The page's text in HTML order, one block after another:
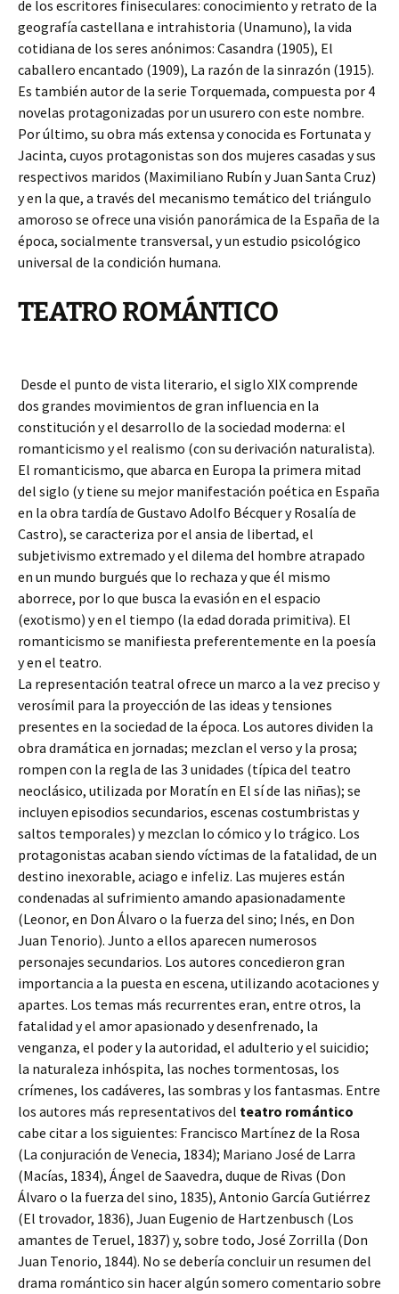
de los escritores finiseculares: conocimiento y retrato de la
geografía castellana e intrahistoria (Unamuno), la vida
cotidiana de los seres anónimos: Casandra (1905), El
caballero encantado (1909), La razón de la sinrazón (1915).
Es también autor de la serie Torquemada, compuesta por 4
novelas protagonizadas por un usurero con este nombre.
Por último, su obra más extensa y conocida es Fortunata y
Jacinta, cuyos protagonistas son dos mujeres casadas y sus
respectivos maridos (Maximiliano Rubín y Juan Santa Cruz)
y en la que, a través del mecanismo temático del triángulo
amoroso se ofrece una visión panorámica de la España de la
época, socialmente transversal, y un estudio psicológico
universal de la condición humana.
TEATRO ROMÁNTICO
Desde el punto de vista literario, el siglo XIX comprende
dos grandes movimientos de gran influencia en la
constitución y el desarrollo de la sociedad moderna: el
romanticismo y el realismo (con su derivación naturalista).
El romanticismo, que abarca en Europa la primera mitad
del siglo (y tiene su mejor manifestación poética en España
en la obra tardía de Gustavo Adolfo Bécquer y Rosalía de
Castro), se caracteriza por el ansia de libertad, el
subjetivismo extremado y el dilema del hombre atrapado
en un mundo burgués que lo rechaza y que él mismo
aborrece, por lo que busca la evasión en el espacio
(exotismo) y en el tiempo (la edad dorada primitiva). El
romanticismo se manifiesta preferentemente en la poesía
y en el teatro.
La representación teatral ofrece un marco a la vez preciso y
verosímil para la proyección de las ideas y tensiones
presentes en la sociedad de la época. Los autores dividen la
obra dramática en jornadas; mezclan el verso y la prosa;
rompen con la regla de las 3 unidades (típica del teatro
neoclásico, utilizada por Moratín en El sí de las niñas); se
incluyen episodios secundarios, escenas costumbristas y
saltos temporales) y mezclan lo cómico y lo trágico. Los
protagonistas acaban siendo víctimas de la fatalidad, de un
destino inexorable, aciago e infeliz. Las mujeres están
condenadas al sufrimiento amando apasionadamente
(Leonor, en Don Álvaro o la fuerza del sino; Inés, en Don
Juan Tenorio). Junto a ellos aparecen numerosos
personajes secundarios. Los autores concedieron gran
importancia a la puesta en escena, utilizando acotaciones y
apartes. Los temas más recurrentes eran, entre otros, la
fatalidad y el amor apasionado y desenfrenado, la
venganza, el poder y la autoridad, el adulterio y el suicidio;
la naturaleza inhóspita, las noches tormentosas, los
crímenes, los cadáveres, las sombras y los fantasmas. Entre
los autores más representativos del teatro romántico
cabe citar a los siguientes: Francisco Martínez de la Rosa
(La conjuración de Venecia, 1834); Mariano José de Larra
(Macías, 1834), Ángel de Saavedra, duque de Rivas (Don
Álvaro o la fuerza del sino, 1835), Antonio García Gutiérrez
(El trovador, 1836), Juan Eugenio de Hartzenbusch (Los
amantes de Teruel, 1837) y, sobre todo, José Zorrilla (Don
Juan Tenorio, 1844). No se debería concluir un resumen del
drama romántico sin hacer algún somero comentario sobre